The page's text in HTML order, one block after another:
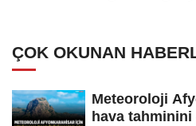
ÇOK OKUNAN
Meteoroloji
hava tahminini